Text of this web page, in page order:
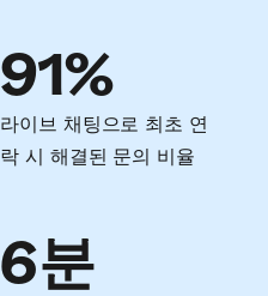
91%
라이브 채팅으로 최초 연
락 시 해결된 문의 비율
6분